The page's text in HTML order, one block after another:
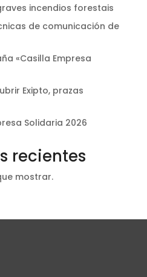
incendios forestais
de comunicación de
«Casilla Empresa
Exipto, prazas
Solidaria 2026
recientes
mostrar.